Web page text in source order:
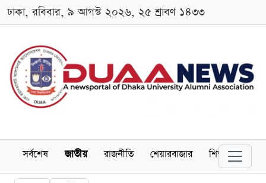
ঢাকা, রবিবার, ৯ আগস্ট ২০২৬, ২৫ শ্রাবণ ১৪৩৩
সর্বশেষ জাতীয় রাজনীতি শেয়ারবাজার শিক্ষা